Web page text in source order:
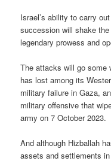
Israel’s ability to carry
succession will shake
legendary prowess and
The attacks will go some
has lost among its
military failure in Gaza,
military offensive that
army on 7 October 2023.
And although Hizballah
assets and settlements